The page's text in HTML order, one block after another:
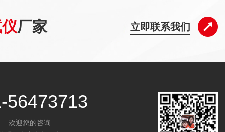
厂家 立即联系我们
56473713
欢迎您的咨询